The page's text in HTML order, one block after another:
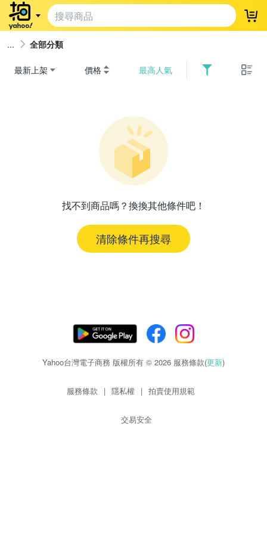
登
全部分類
最新上架 價格 最高人氣
找不到商品嗎？換換其他條件吧！
清除條件再搜尋
Yahoo台灣電子商務 版權所有 © 2026 服務條款(更新)
服務條款 | 隱私權 | 拍賣使用規範
交易安全